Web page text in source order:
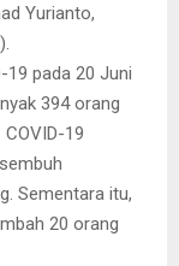
Yurianto,
19 pada 20 Juni
394 orang
19
Sementara itu,
20 orang